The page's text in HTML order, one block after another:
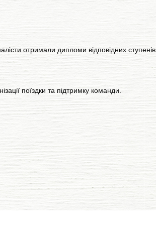
отримали дипломи відповідних ступенів.
поїздки та підтримку команди.